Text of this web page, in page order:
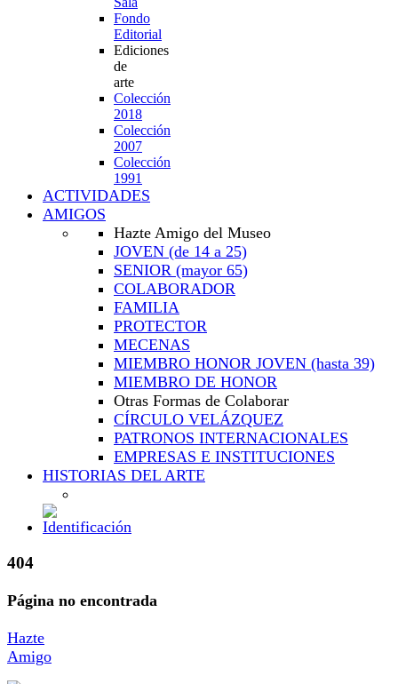
Fondo
Editorial
Ediciones
de
arte
Colección
2018
Colección
2007
Colección
1991
ACTIVIDADES
AMIGOS
Hazte Amigo del Museo
JOVEN (de 14 a 25)
SENIOR (mayor 65)
COLABORADOR
FAMILIA
PROTECTOR
MECENAS
MIEMBRO HONOR JOVEN (hasta 39)
MIEMBRO DE HONOR
Otras Formas de Colaborar
CÍRCULO VELÁZQUEZ
PATRONOS INTERNACIONALES
EMPRESAS E INSTITUCIONES
HISTORIAS DEL ARTE
404
Página no encontrada
Hazte
Amigo